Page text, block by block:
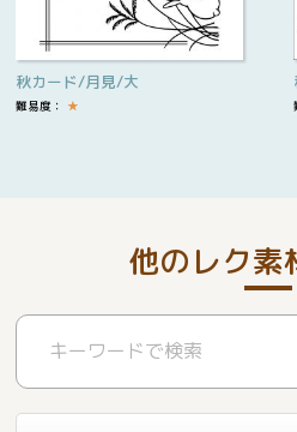
秋カード/月見/大
難易度： ★
他のレク素